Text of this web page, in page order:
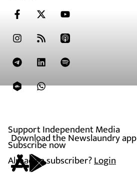
Support Independent Media
Subscribe now
Already a subscriber?Login
Download the Newslaundry app